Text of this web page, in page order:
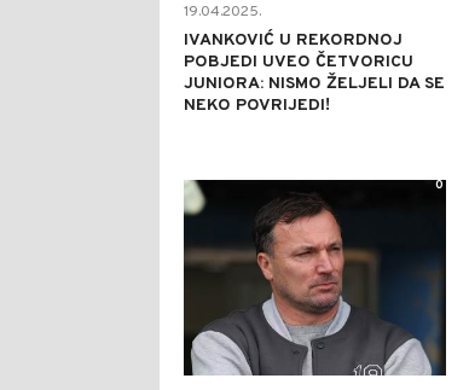
19.04.2025.
IVANKOVIĆ U REKORDNOJ
POBJEDI UVEO ČETVORICU
JUNIORA: NISMO ŽELJELI DA SE
NEKO POVRIJEDI!
0